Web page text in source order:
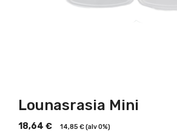
Lounasrasia Mini
18,64 € 14,85 €(alv 0%)